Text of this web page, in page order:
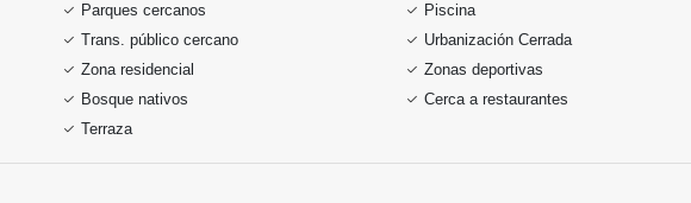
Parques cercanos Piscina
Trans. público cercano Urbanización Cerrada
Zona residencial Zonas deportivas
Bosque nativos Cerca a restaurantes
Terraza